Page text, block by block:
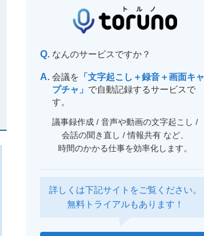
Q. なんのサービスですか？
A. 会議を 「文字起こし＋録音＋画面キャ
プチャ」 で自動記録するサービスで
す。
議事録作成 / 音声や動画の文字起こし /
会話の聞き直し / 情報共有 など、
時間のかかる仕事を効率化します。
詳しくは下記サイトをご覧ください。
無料トライアルもあります！